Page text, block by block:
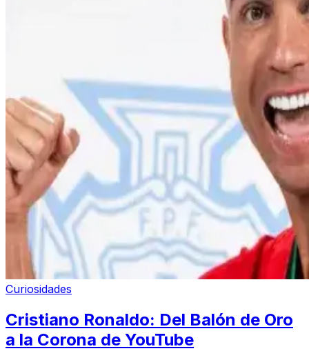
Curiosidades
Cristiano Ronaldo: Del Balón de Oro
a la Corona de YouTube